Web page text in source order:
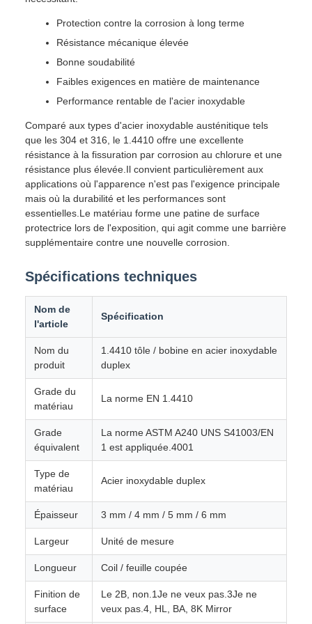
Protection contre la corrosion à long terme
Résistance mécanique élevée
Bonne soudabilité
Faibles exigences en matière de maintenance
Performance rentable de l'acier inoxydable
Comparé aux types d'acier inoxydable austénitique tels
que les 304 et 316, le 1.4410 offre une excellente
résistance à la fissuration par corrosion au chlorure et une
résistance plus élevée.Il convient particulièrement aux
applications où l'apparence n'est pas l'exigence principale
mais où la durabilité et les performances sont
essentielles.Le matériau forme une patine de surface
protectrice lors de l'exposition, qui agit comme une barrière
supplémentaire contre une nouvelle corrosion.
Spécifications techniques
Nom de
l'article
Spécification
Nom du
produit
1.4410 tôle / bobine en acier inoxydable
duplex
Grade du
matériau
La norme EN 1.4410
Grade
équivalent
La norme ASTM A240 UNS S41003/EN
1 est appliquée.4001
Type de
matériau
Acier inoxydable duplex
Épaisseur 3 mm / 4 mm / 5 mm / 6 mm
Largeur Unité de mesure
Longueur Coil / feuille coupée
Finition de
surface
Le 2B, non.1Je ne veux pas.3Je ne
veux pas.4, HL, BA, 8K Mirror